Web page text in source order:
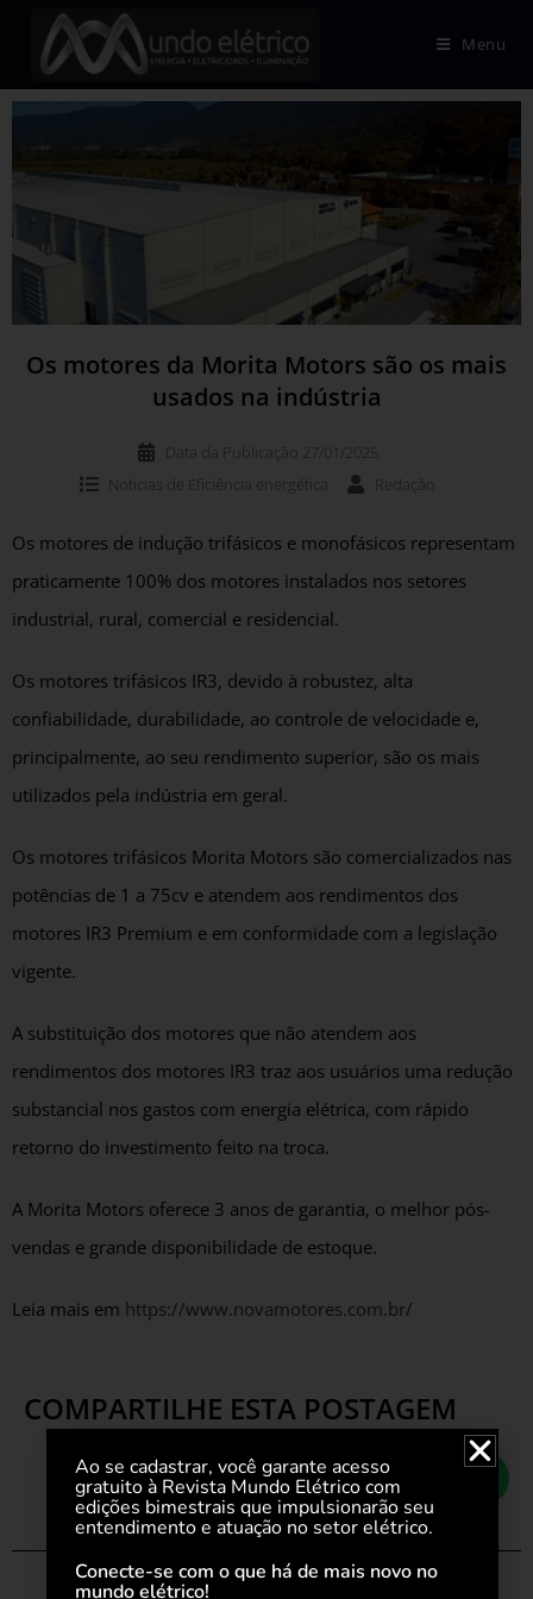
Menu
Os motores da Morita Motors são os mais
usados na indústria
Data da Publicação 27/01/2025
Notícias de
Eficiência energética Redação
Os motores de indução trifásicos e monofásicos representam
praticamente 100% dos motores instalados nos setores
industrial, rural, comercial e residencial.
Os motores trifásicos IR3, devido à robustez, alta
confiabilidade, durabilidade, ao controle de velocidade e,
principalmente, ao seu rendimento superior, são os mais
utilizados pela indústria em geral.
Os motores trifásicos Morita Motors são comercializados nas
potências de 1 a 75cv e atendem aos rendimentos dos
motores IR3 Premium e em conformidade com a legislação
vigente.
A substituição dos motores que não atendem aos
rendimentos dos motores IR3 traz aos usuários uma redução
substancial nos gastos com energia elétrica, com rápido
retorno do investimento feito na troca.
A Morita Motors oferece 3 anos de garantia, o melhor pós-
vendas e grande disponibilidade de estoque.
Leia mais em https://www.novamotores.com.br/
COMPARTILHE ESTA POSTAGEM
Ao se cadastrar, você garante acesso
gratuito à Revista Mundo Elétrico com
edições bimestrais que impulsionarão seu
entendimento e atuação no setor elétrico.
Conecte-se com o que há de mais novo no
mundo elétrico!